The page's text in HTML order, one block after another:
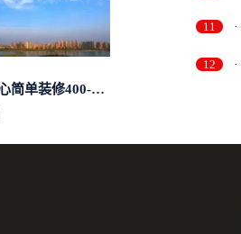
求租市中心简单装修400-500
11
12